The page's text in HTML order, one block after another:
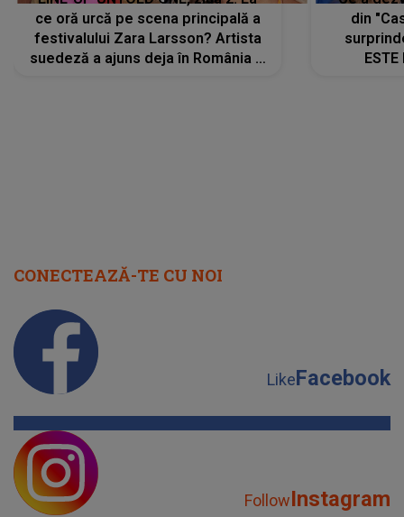
ce oră urcă pe scena principală a
festivalului Zara Larsson? Artista
suedeză a ajuns deja în România și
din
CONECTEAZĂ-TE CU NOI
LikeFacebook
FollowInstagram